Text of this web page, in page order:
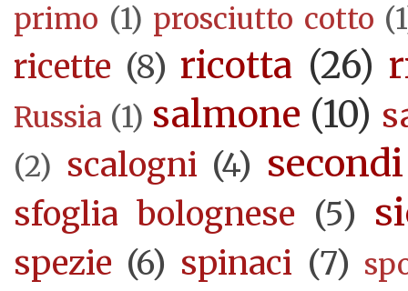
primo (1) prosciutto cotto
ricette (8) ricotta (26)
Russia (1) salmone (10)
(2) scalogni (4) secondi
sfoglia bolognese (5)
spezie (6) spinaci (7)